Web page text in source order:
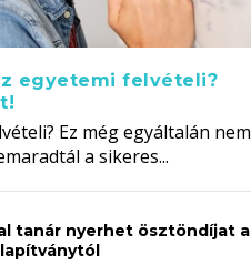
egyetemi felvételi?
Ez még egyáltalán nem
a sikeres...
tanár nyerhet ösztöndíjat a